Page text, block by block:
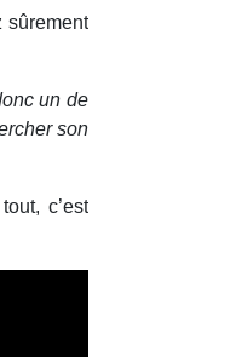
sûrement
un de
son
c’est